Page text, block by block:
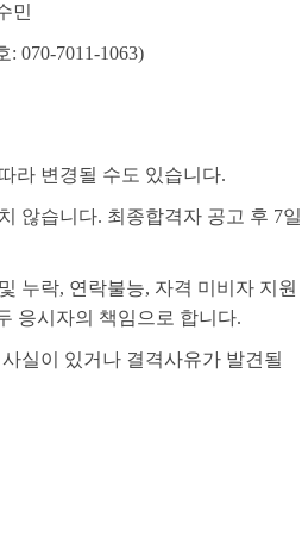
민
: 070-7011-1063)
라 변경될 수도 있습니다.
않습니다. 최종합격자 공고 후 7일
누락, 연락불능, 자격 미비자 지원
응시자의 책임으로 합니다.
실이 있거나 결격사유가 발견될